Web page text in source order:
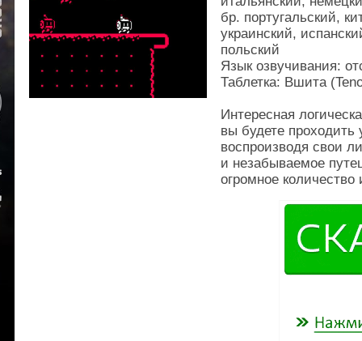
бр. португальский,
украинский,
польский
Язык озвучивания:
Таблетка: Вшита
Интересная
вы будете проходить
воспроизводя свои
и незабываемое
огромное